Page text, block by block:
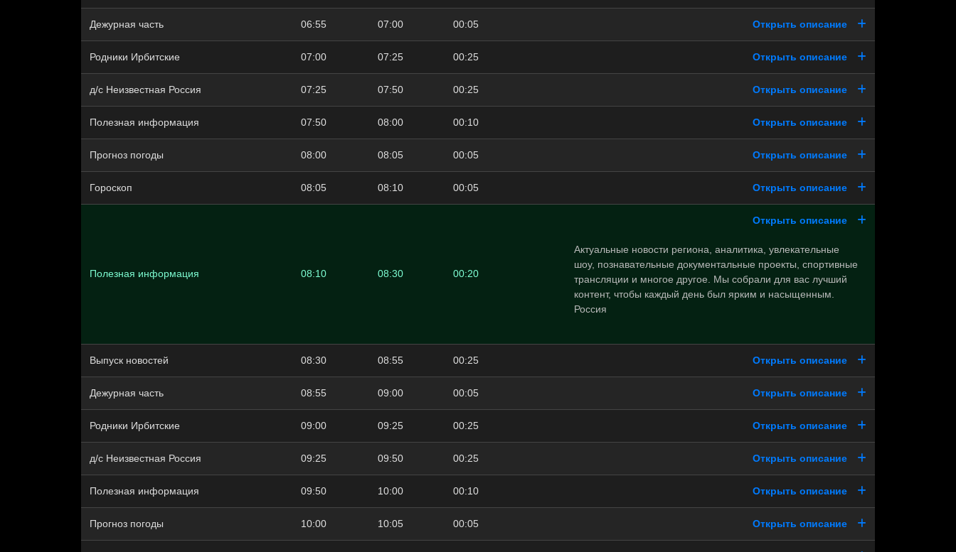
Дежурная часть 06:55 07:00 00:05 Открыть описание
Родники Ирбитские 07:00 07:25 00:25 Открыть описание
д/с Неизвестная Россия 07:25 07:50 00:25 Открыть описание
Полезная информация 07:50 08:00 00:10 Открыть описание
Прогноз погоды 08:00 08:05 00:05 Открыть описание
Гороскоп 08:05 08:10 00:05 Открыть описание
Полезная информация 08:10 08:30 00:20
Открыть описание
Актуальные новости региона, аналитика, увлекательные
шоу, познавательные документальные проекты, спортивные
трансляции и многое другое. Мы собрали для вас лучший
контент, чтобы каждый день был ярким и насыщенным.
Россия
Выпуск новостей 08:30 08:55 00:25 Открыть описание
Дежурная часть 08:55 09:00 00:05 Открыть описание
Родники Ирбитские 09:00 09:25 00:25 Открыть описание
д/с Неизвестная Россия 09:25 09:50 00:25 Открыть описание
Полезная информация 09:50 10:00 00:10 Открыть описание
Прогноз погоды 10:00 10:05 00:05 Открыть описание